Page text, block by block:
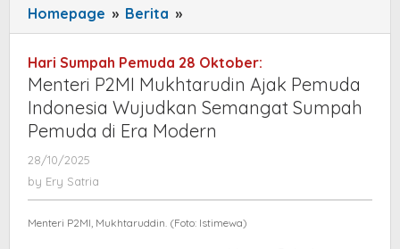
Homepage » Berita »
P2MI
Mukhtarudin
Ajak
Pemuda
Indonesia
Wujudkan
Pemuda
di
Hari Sumpah Pemuda 28 Oktober:
Menteri P2MI Mukhtarudin Ajak Pemuda
Indonesia Wujudkan Semangat Sumpah
Pemuda di Era Modern
28/10/2025
by Ery Satria
Menteri P2MI, Mukhtaruddin. (Foto: Istimewa)